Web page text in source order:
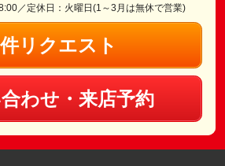
／定休日：火曜日(1～3月は無休で営業)
リクエスト
わせ・来店予約